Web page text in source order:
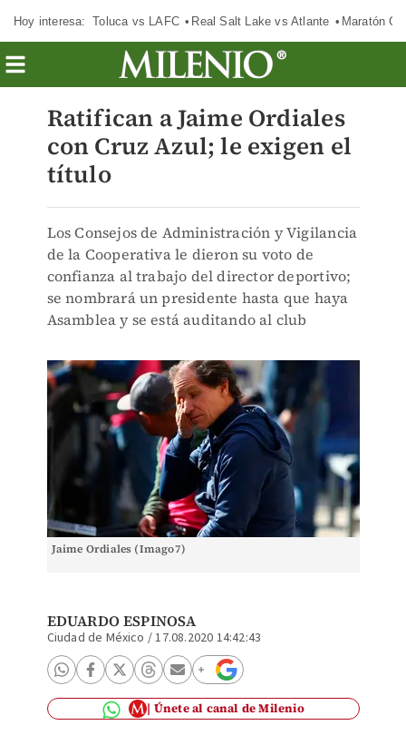
Hoy interesa: Toluca vs LAFC Real Salt Lake vs Atlante Maratón
Ratifican a Jaime Ordiales
con Cruz Azul; le exigen el
título
Los Consejos de Administración y Vigilancia
de la Cooperativa le dieron su voto de
confianza al trabajo del director deportivo;
se nombrará un presidente hasta que haya
Asamblea y se está auditando al club
Jaime Ordiales (Imago7)
EDUARDO ESPINOSA
Ciudad de México /17.08.2020 14:42:43
Únete al canal de Milenio